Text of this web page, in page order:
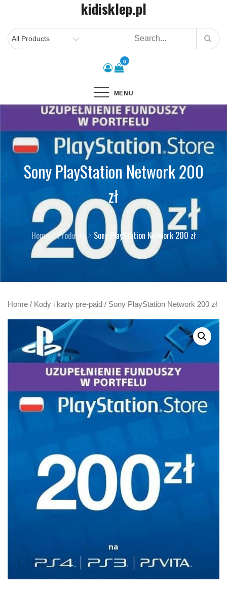
content
kidisklep.pl
0
MENU
Sony PlayStation Network 200
zł
Home Products Sony PlayStation Network 200 zł
Home / Kody i karty pre-paid / Sony PlayStation Network 200 zł